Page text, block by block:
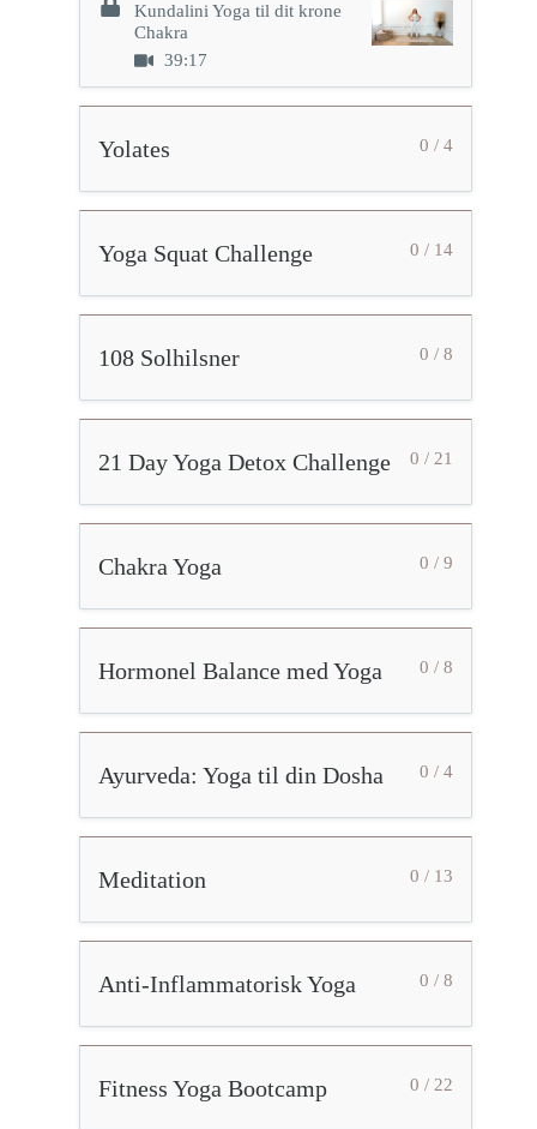
Kundalini Yoga til dit krone
Chakra
39:17
0 / 4
Yolates
0 / 14
Yoga Squat Challenge
0 / 8
108 Solhilsner
0 / 21
21 Day Yoga Detox Challenge
0 / 9
Chakra Yoga
0 / 8
Hormonel Balance med Yoga
0 / 4
Ayurveda: Yoga til din Dosha
0 / 13
Meditation
0 / 8
Anti-Inflammatorisk Yoga
0 / 22
Fitness Yoga Bootcamp